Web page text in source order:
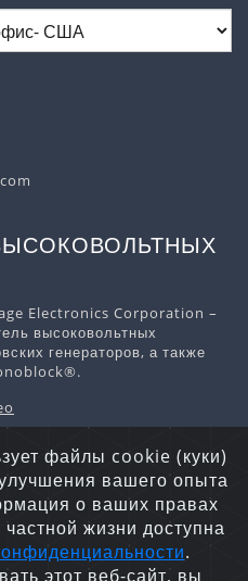
Electronics Corporation –
высоковольтных
генераторов, а также
Файлы Cookie
сайта
файлы cookie (куки)
вашего опыта
о ваших правах
жизни доступна
.
этот веб-сайт, вы